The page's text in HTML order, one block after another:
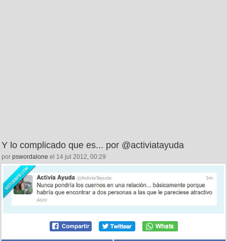
Y lo complicado que es... por @activiatayuda
por pswordalone el 14 jul 2012, 00:29